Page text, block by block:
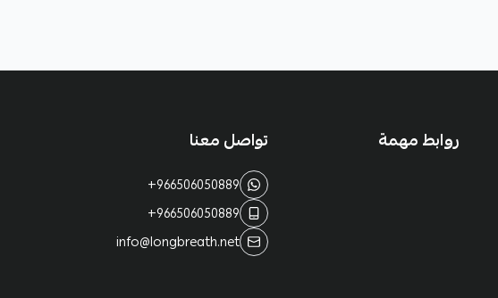
روابط مهمة تواصل معنا
+966506050889
+966506050889
info@longbreath.net